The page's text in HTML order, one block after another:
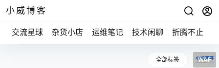
小威博客
交流星球 杂货小店 运维笔记 技术闲聊 折腾不止
全部标签 WAF